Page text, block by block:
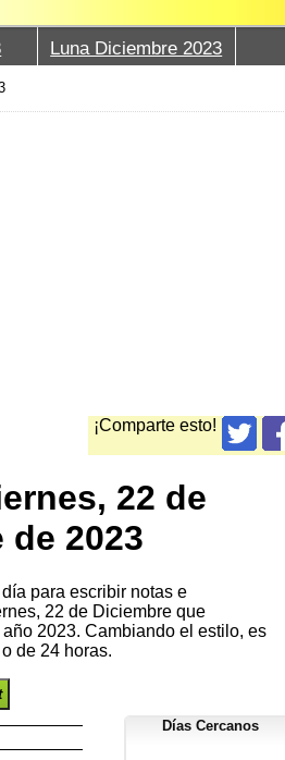
Luna Diciembre 2023
¡Comparte esto!
22 de
de 2023
para escribir notas e
22 de Diciembre que
2023. Cambiando el estilo, es
de 24 horas.
Días Cercanos